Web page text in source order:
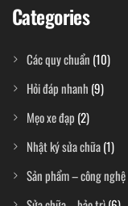
Categories
Các quy chuẩn (10)
Hỏi đáp nhanh (9)
Mẹo xe đạp (2)
Nhật ký sửa chữa(1)
Sản phẩm – công nghệ